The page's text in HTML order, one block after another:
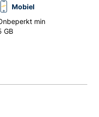
Mobiel
min
GB